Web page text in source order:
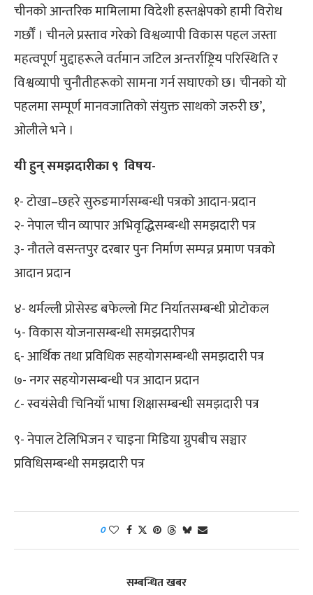
चीनको आन्तरिक मामिलामा विदेशी हस्तक्षेपको हामी विरोध
गर्छौँ । चीनले प्रस्ताव गरेको विश्वव्यापी विकास पहल जस्ता
महत्वपूर्ण मुद्दाहरूले वर्तमान जटिल अन्तर्राष्ट्रिय परिस्थिति र
विश्वव्यापी चुनौतीहरूको सामना गर्न सघाएको छ। चीनको यो
पहलमा सम्पूर्ण मानवजातिको संयुक्त साथको जरुरी छ’,
ओलीले भने ।
यी हुन् समझदारीका ९ विषय-
१- टोखा–छहरे सुरुङमार्गसम्बन्धी पत्रको आदान-प्रदान
२- नेपाल चीन व्यापार अभिवृद्धिसम्बन्धी समझदारी पत्र
३- नौतले वसन्तपुर दरबार पुनः निर्माण सम्पन्न प्रमाण पत्रको
आदान प्रदान
४- थर्मल्ली प्रोसेस्ड बफेल्लो मिट निर्यातसम्बन्धी प्रोटोकल
५- विकास योजनासम्बन्धी समझदारीपत्र
६- आर्थिक तथा प्रविधिक सहयोगसम्बन्धी समझदारी पत्र
७- नगर सहयोगसम्बन्धी पत्र आदान प्रदान
८- स्वयंसेवी चिनियाँ भाषा शिक्षासम्बन्धी समझदारी पत्र
९- नेपाल टेलिभिजन र चाइना मिडिया ग्रुपबीच सञ्चार
प्रविधिसम्बन्धी समझदारी पत्र
0
सम्बन्धित खबर